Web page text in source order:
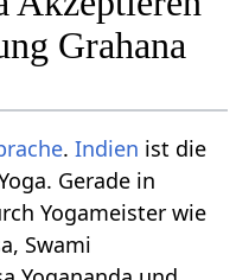
Grahana
.Indien ist die
Gerade in
Yogameister wie
Swami